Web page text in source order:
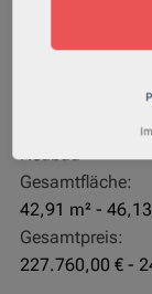
3,60 %
Neubau
Gesamtfläche:
42,91 m² -
Gesamtpreis: